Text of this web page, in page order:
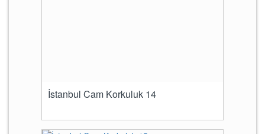
İstanbul Cam Korkuluk 14